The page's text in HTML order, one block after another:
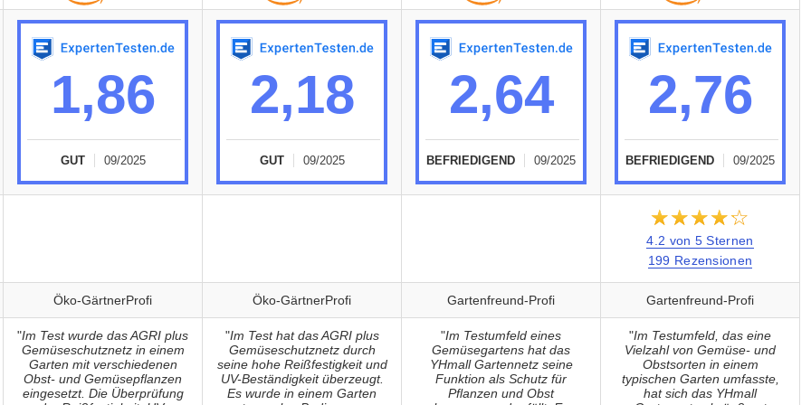
1,86
GUT 09/2025
2,18
GUT 09/2025
2,64
BEFRIEDIGEND 09/2025
2,76
BEFRIEDIGEND 09/2025
★★★★★
☆☆☆☆☆
4.2 von 5 Sternen
199 Rezensionen
Öko-GärtnerProfi Öko-GärtnerProfi Gartenfreund-Profi Gartenfreund-Profi
"Im Test wurde das AGRI plus
Gemüseschutznetz in einem
Garten mit verschiedenen
Obst- und Gemüsepflanzen
eingesetzt. Die Überprüfung
"Im Test hat das AGRI plus
Gemüseschutznetz durch
seine hohe Reißfestigkeit und
UV-Beständigkeit überzeugt.
Es wurde in einem Garten
"Im Testumfeld eines
Gemüsegartens hat das
YHmall Gartennetz seine
Funktion als Schutz für
Pflanzen und Obst
"Im Testumfeld, das eine
Vielzahl von Gemüse- und
Obstsorten in einem
typischen Garten umfasste,
hat sich das YHmall